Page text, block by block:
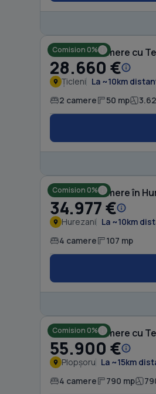
Comision 0%
Casă cu 2 camere cu
28.660 €
Țicleni La ~10km
2 camere 50 mp
Comision 0%
Casă cu 4 camere în
34.977 €
Hurezani La ~10km
4 camere 107 mp
Comision 0%
Casă cu 4 camere cu
55.900 €
Plopșoru La ~15km
4 camere 790 mp